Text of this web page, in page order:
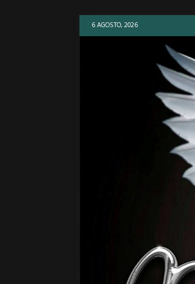
6 AGOSTO, 2026